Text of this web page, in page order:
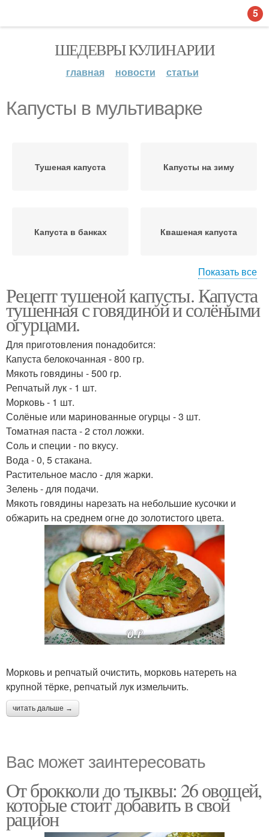
ШЕДЕВРЫ КУЛИНАРИИ
главная новости статьи
Капусты в мультиварке
Тушеная капуста Капусты на зиму
Капуста в банках Квашеная капуста
Капусты с сосисками Капуста с мясом
Цветная капуста
Показать все
Рецепт тушеной капусты. Капуста
тушенная с говядиной и солёными
огурцами.
Для приготовления понадобится:
Капуста белокочанная - 800 гр.
Мякоть говядины - 500 гр.
Репчатый лук - 1 шт.
Морковь - 1 шт.
Солёные или маринованные огурцы - 3 шт.
Томатная паста - 2 стол ложки.
Соль и специи - по вкусу.
Вода - 0, 5 стакана.
Растительное масло - для жарки.
Зелень - для подачи.
Мякоть говядины нарезать на небольшие кусочки и
обжарить на среднем огне до золотистого цвета.
Морковь и репчатый очистить, морковь натереть на
крупной тёрке, репчатый лук измельчить.
читать дальше →
Вас может заинтересовать
От брокколи до тыквы: 26 овощей,
которые стоит добавить в свой
рацион
5